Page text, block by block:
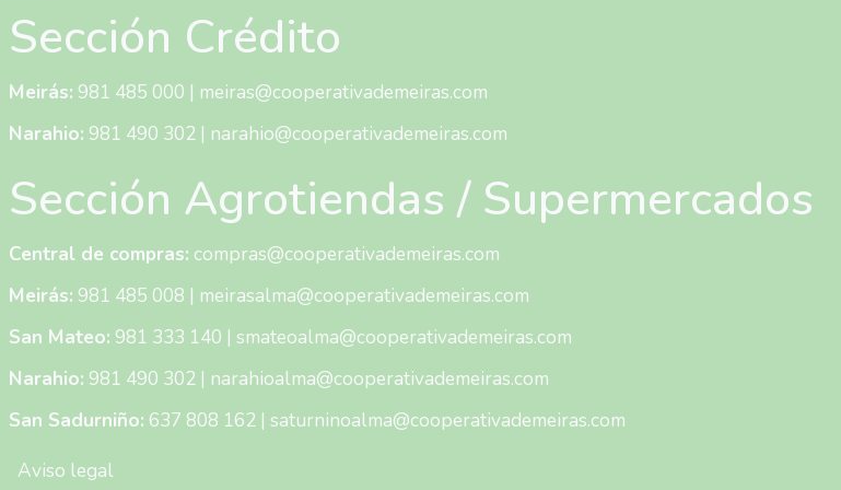
accesibilidade.
Sección Crédito
Meirás: 981 485 000 | meiras@cooperativademeiras.com
Narahio: 981 490 302 | narahio@cooperativademeiras.com
Sección Agrotiendas / Supermercados
Central de compras: compras@cooperativademeiras.com
Meirás: 981 485 008 | meirasalma@cooperativademeiras.com
San Mateo: 981 333 140 | smateoalma@cooperativademeiras.com
Narahio: 981 490 302 | narahioalma@cooperativademeiras.com
San Sadurniño: 637 808 162 | saturninoalma@cooperativademeiras.com
Menú Pie de Página
Aviso legal